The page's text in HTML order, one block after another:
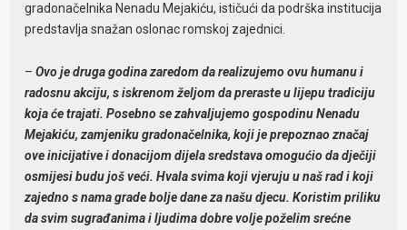
gradonačelnika Nenadu Mejakiću, ističući da podrška institucija
predstavlja snažan oslonac romskoj zajednici.
–Ovo je druga godina zaredom da realizujemo ovu humanu i
radosnu akciju, s iskrenom željom da preraste u lijepu tradiciju
koja će trajati. Posebno se zahvaljujemo gospodinu Nenadu
Mejakiću, zamjeniku gradonačelnika, koji je prepoznao značaj
ove inicijative i donacijom dijela sredstava omogućio da dječiji
osmijesi budu još veći. Hvala svima koji vjeruju u naš rad i koji
zajedno s nama grade bolje dane za našu djecu. Koristim priliku
da svim sugrađanima i ljudima dobre volje poželim srećne